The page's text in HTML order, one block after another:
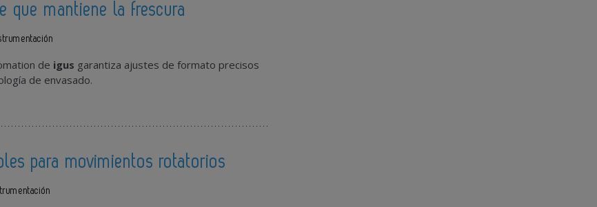
que mantiene la frescura
de igus garantiza ajustes de formato precisos
de envasado.
para movimientos rotatorios